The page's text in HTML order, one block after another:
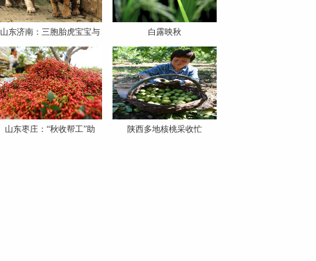
山东济南：三胞胎虎宝宝与 白露映秋
山东枣庄：“秋收帮工”助 陕西多地核桃采收忙